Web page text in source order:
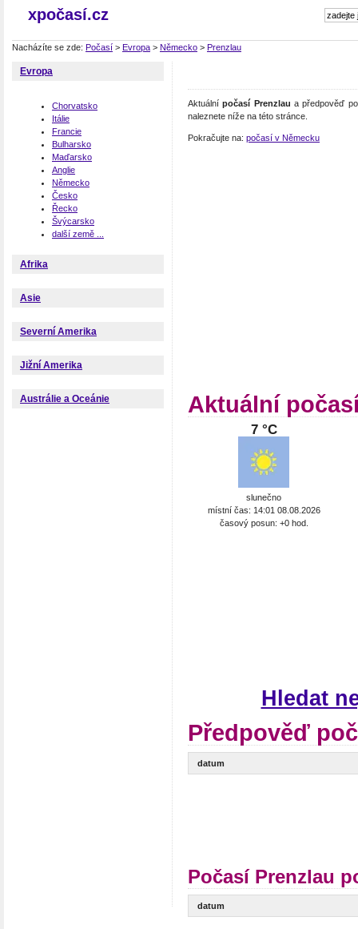
xpočasí.cz
Nacházíte se zde: Počasí > Evropa > Německo > Prenzlau
Evropa
Chorvatsko
Itálie
Francie
Bulharsko
Maďarsko
Anglie
Německo
Česko
Řecko
Švýcarsko
další země ...
Afrika
Asie
Severní Amerika
Jižní Amerika
Austrálie a Oceánie
Aktuálnípočasí Prenzlau a předpověď
naleznete níže na této stránce.
Pokračujte na: počasí v Německu
Aktuální
7 °C
slunečno
místní čas: 14:01 08.08.2026
časový posun: +0 hod.
Hledat
Předpověď
datum
Počasí Prenzlau
datum